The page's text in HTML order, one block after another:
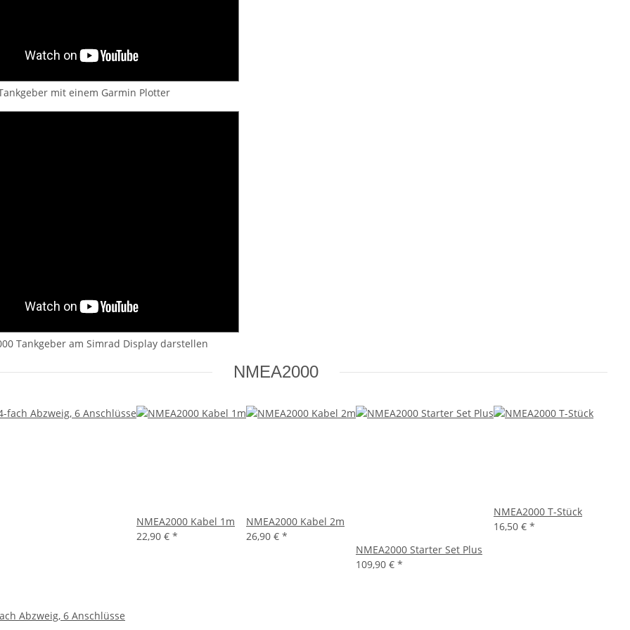
mit einem Garmin Plotter
Tankgeber am Simrad Display darstellen
NMEA2000
Abzweig, 6 Anschlüsse
NMEA2000 Kabel 1m
22,90 € *
NMEA2000 Kabel 2m
26,90 € *
NMEA2000 Starter Set Plus
109,90 € *
NMEA2000 T-Stück
16,50 € *